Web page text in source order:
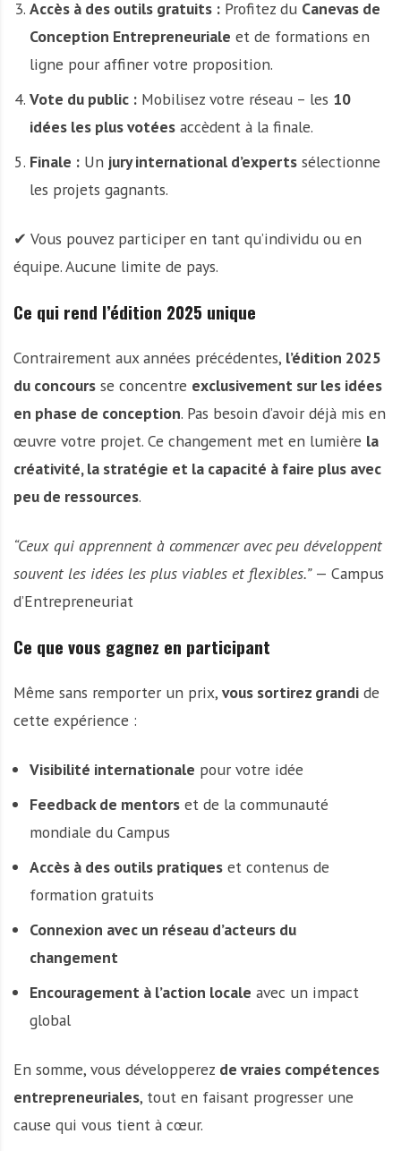
Accès à des outils gratuits :Profitez du Canevas de
Conception Entrepreneuriale et de formations en
ligne pour affiner votre proposition.
Vote du public :Mobilisez votre réseau – les 10
idées les plus votéesaccèdent à la finale.
Finale :Un jury international d’expertssélectionne
les projets gagnants.
✔ Vous pouvez participer en tant qu’individu ou en
équipe. Aucune limite de pays.
Ce qui rend l’édition 2025 unique
Contrairement aux années précédentes, l’édition 2025
du concours se concentre exclusivement sur les idées
en phase de conception. Pas besoin d’avoir déjà mis en
œuvre votre projet. Ce changement met en lumière la
créativité, la stratégie et la capacité à faire plus avec
peu de ressources.
“Ceux qui apprennent à commencer avec peu développent
souvent les idées les plus viables et flexibles.”— Campus
d’Entrepreneuriat
Ce que vous gagnez en participant
Même sans remporter un prix, vous sortirez grandi de
cette expérience :
Visibilité internationale pour votre idée
Feedback de mentorset de la communauté
mondiale du Campus
Accès à des outils pratiqueset contenus de
formation gratuits
Connexion avec un réseau d’acteurs du
changement
Encouragement à l’action locale avec un impact
global
En somme, vous développerez de vraies compétences
entrepreneuriales, tout en faisant progresser une
cause qui vous tient à cœur.